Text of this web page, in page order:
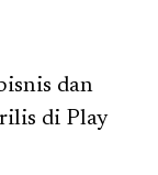
dan
di Play